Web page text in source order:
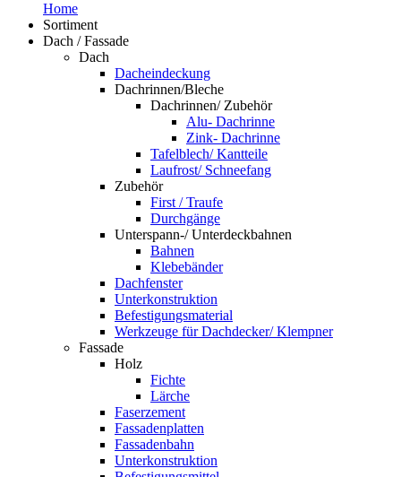
Home
Sortiment
Dach / Fassade
Dach
Dacheindeckung
Dachrinnen/Bleche
Dachrinnen/ Zubehör
Alu- Dachrinne
Zink- Dachrinne
Tafelblech/ Kantteile
Laufrost/ Schneefang
Zubehör
First / Traufe
Durchgänge
Unterspann-/ Unterdeckbahnen
Bahnen
Klebebänder
Dachfenster
Unterkonstruktion
Befestigungsmaterial
Werkzeuge für Dachdecker/ Klempner
Fassade
Holz
Fichte
Lärche
Faserzement
Fassadenplatten
Fassadenbahn
Unterkonstruktion